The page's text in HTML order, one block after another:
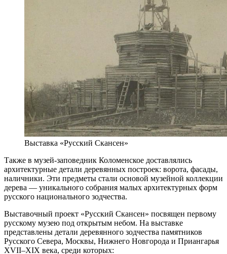
Выставка «Русский Скансен»
Также в музей-заповедник Коломенское доставлялись
архитектурные детали деревянных построек: ворота, фасады,
наличники. Эти предметы стали основой музейной коллекции
дерева — уникального собрания малых архитектурных форм
русского национального зодчества.
Выставочный проект «Русский Скансен» посвящен первому
русскому музею под открытым небом. На выставке
представлены детали деревянного зодчества памятников
Русского Севера, Москвы, Нижнего Новгорода и Приангарья
XVII–XIX века, среди которых: